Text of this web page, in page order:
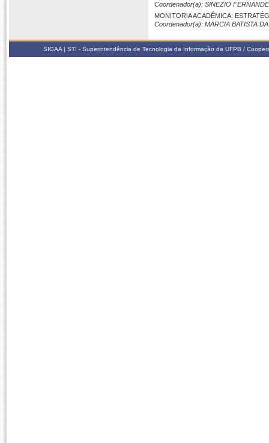
Coordenador(a): SINEZIO
MONITORIA ACADÊMICA:
Coordenador(a): MARCIA BATISTA
SIGAA | STI - Superintendência de Tecnologia da Informação da UFPB /